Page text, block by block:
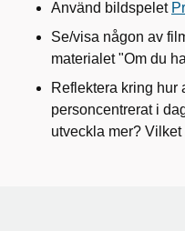
Använd bildspelet
Se/visa någon av
materialet "Om du
Reflektera kring hur
personcentrerat i
utveckla mer?